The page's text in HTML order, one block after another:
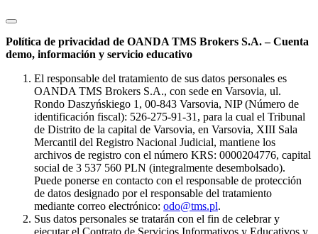
Política de privacidad de OANDA TMS Brokers S.A. – Cuenta
demo, información y servicio educativo
El responsable del tratamiento de sus datos personales es
OANDA TMS Brokers S.A., con sede en Varsovia, ul.
Rondo Daszyńskiego 1, 00-843 Varsovia, NIP (Número de
identificación fiscal): 526-275-91-31, para la cual el Tribunal
de Distrito de la capital de Varsovia, en Varsovia, XIII Sala
Mercantil del Registro Nacional Judicial, mantiene los
archivos de registro con el número KRS: 0000204776, capital
social de 3 537 560 PLN (integralmente desembolsado).
Puede ponerse en contacto con el responsable de protección
de datos designado por el responsable del tratamiento
mediante correo electrónico: odo@tms.pl.
Sus datos personales se tratarán con el fin de celebrar y
ejecutar el Contrato de Servicios Informativos y Educativos y